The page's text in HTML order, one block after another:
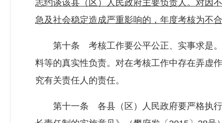
志约谈该县（区）人民政府主要负责人。对因
急及社会稳定造成严重影响的，年度考核为不
第十条 考核工作要公平公正、实事求是。
料等的真实性负责。对在考核工作中存在弄虚
究有关责任人的责任。
第十一条 各县（区）人民政府要严格执行